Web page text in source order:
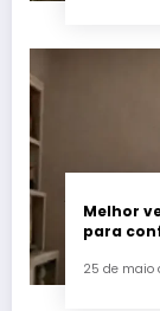
Melhor
para
25 de maio